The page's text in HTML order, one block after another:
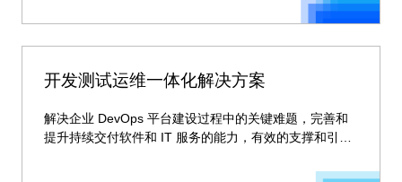
开发测试运维一体化解决方案
解决企业 DevOps 平台建设过程中的关键难题，完善和
提升持续交付软件和 IT 服务的能力，有效的支撑和引领